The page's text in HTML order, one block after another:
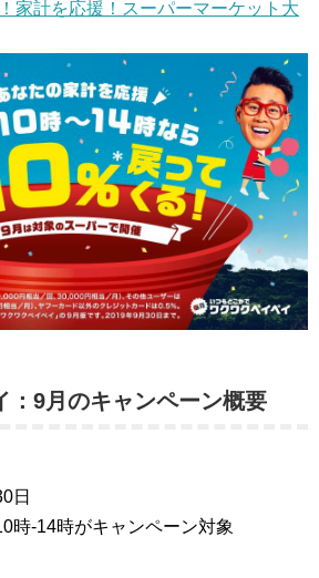
家計を応援！スーパーマーケット大
：9月のキャンペーン概要
日
時-14時がキャンペーン対象